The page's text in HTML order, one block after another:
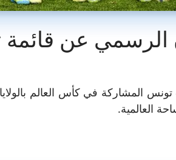
عن قائمة
المشاركة في كأس العالم